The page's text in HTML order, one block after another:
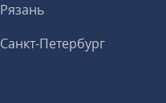
Рязань
Санкт-Петербург